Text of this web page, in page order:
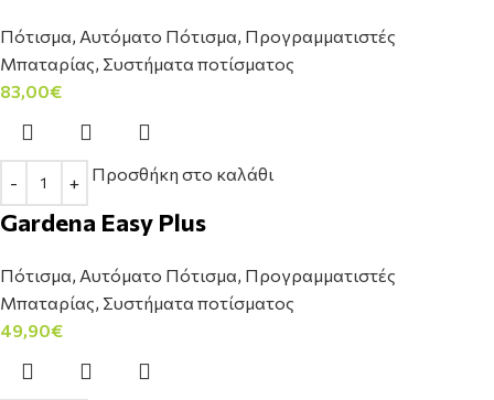
Πότισμα, Αυτόματο Πότισμα, Προγραμματιστές
Μπαταρίας, Συστήματα ποτίσματος
83,00€
Προσθήκη στο καλάθι
Gardena Easy Plus
Πότισμα, Αυτόματο Πότισμα, Προγραμματιστές
Μπαταρίας, Συστήματα ποτίσματος
49,90€